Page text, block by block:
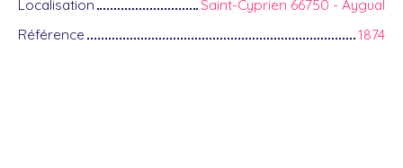
Localisation
Saint-Cyprien 66750 - Aygual
Référence
1874